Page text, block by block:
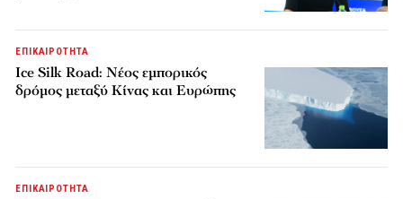
ΕΠΙΚΑΙΡΟΤΗΤΑ
Ice Silk Road: Nέος εμπορικός
δρόμος μεταξύ Κίνας και Ευρώπης
ΕΠΙΚΑΙΡΟΤΗΤΑ